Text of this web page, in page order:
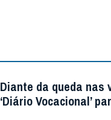
Diante da queda
‘Diário Vocacional’